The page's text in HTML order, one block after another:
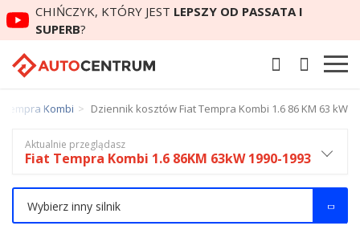
CHIŃCZYK, KTÓRY JEST LEPSZY OD PASSATA I
SUPERB?
Kombi Dziennik kosztów Fiat Tempra Kombi 1.6 86 KM 63 kW
Aktualnie przeglądasz
Fiat Tempra Kombi 1.6 86KM 63kW 1990-1993
Wybierz inny silnik